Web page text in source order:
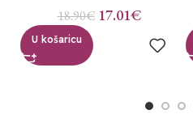
18.90€ 17.01€
U košaricu